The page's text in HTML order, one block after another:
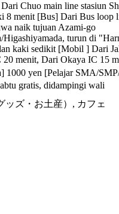
Chuo main line stasiun
8 menit [Bus] Dari Bus loop
naik tujuan Azami-go
Higashiyamada, turun di
kaki sedikit [Mobil ] Dari
20 menit, Dari Okaya IC 15
1000 yen [Pelajar SMA/
gratis, didampingi wali
ッズ・お土産）, カフェ